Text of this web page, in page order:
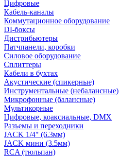
Цифровые
Кабель-каналы
Коммутационное оборудование
DI-боксы
Дистрибьютеры
Патчпанели, коробки
Силовое оборудование
Сплиттеры
Кабели в бухтах
Акустические (спикерные)
Инструментальные (небалансные)
Микрофонные (балансные)
Мультикорные
Цифровые, коаксиальные, DMX
Разъемы и переходники
JACK 1/4" (6.3мм)
JACK мини (3.5мм)
RCA (тюльпан)